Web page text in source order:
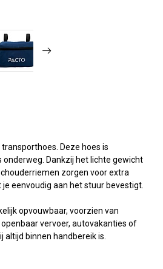
Deze hoes is
Dankzij het lichte gewicht
zorgen voor extra
eenvoudig aan het stuur bevestigt.
opvouwbaar, voorzien van
vervoer, autovakanties of
binnen handbereik is.